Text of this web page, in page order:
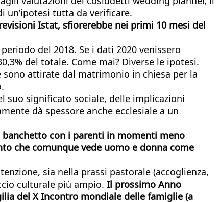
un’ipotesi tutta da verificare.
Istat, sfiorerebbe nei primi 10 mesi del
del 2018. Se i dati 2020 venissero
del totale. Come mai? Diverse le ipotesi.
attirate dal matrimonio in chiesa per la
suo significato sociale, delle implicazioni
dà spessore anche ecclesiale a un
con i parenti in momenti meno
che comunque vede uomo e donna come
sia nella prassi pastorale (accoglienza,
culturale più ampio. Il prossimo Anno
del X Incontro mondiale delle famiglie (a